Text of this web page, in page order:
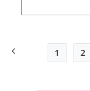
1 2